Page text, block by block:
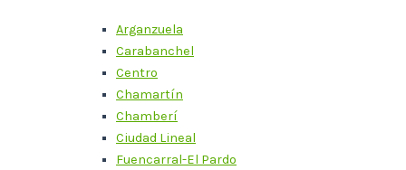
Arganzuela
Carabanchel
Centro
Chamartín
Chamberí
Ciudad Lineal
Fuencarral-El Pardo